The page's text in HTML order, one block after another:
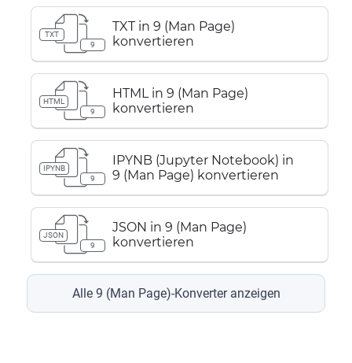
TXT
9
TXT in 9 (Man Page)
konvertieren
HTML
9
HTML in 9 (Man Page)
konvertieren
IPYNB
9
IPYNB (Jupyter Notebook) in
9 (Man Page) konvertieren
JSON
9
JSON in 9 (Man Page)
konvertieren
Alle 9 (Man Page)-Konverter anzeigen